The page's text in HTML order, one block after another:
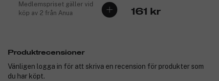
Medlemspriset gäller vid
köp av 2 från Anua
161 kr
Produktrecensioner
Vänligen logga in för att skriva en recension för produkter som
du har köpt.